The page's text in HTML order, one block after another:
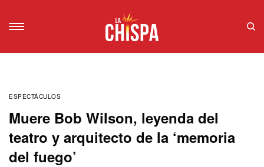
ESPECTÁCULOS
Muere Bob Wilson, leyenda del
teatro y arquitecto de la ‘memoria
del fuego’